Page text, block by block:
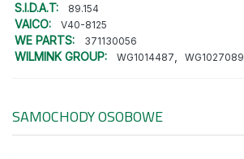
S.I.D.A.T: 89.154
VAICO: V40-8125
WE PARTS: 371130056
WILMINK GROUP: WG1014487 WG1027089
SAMOCHODY OSOBOWE